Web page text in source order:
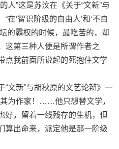
”这是苏汶在《关于“文新”与
在‘智识阶级的自由人’和‘不自
的霸权的时候，最吃苦的，却
这第三种人便是所谓作者之
点我前面所说起的死抱住文学
新”与胡秋原的文艺论辩》一
为作家！……他只想替文学，
好，留着一线残存的生机，但
算出命来，派定他是那一阶级